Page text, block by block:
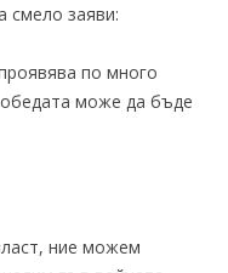
смело заяви:
по много
може да бъде
ние можем